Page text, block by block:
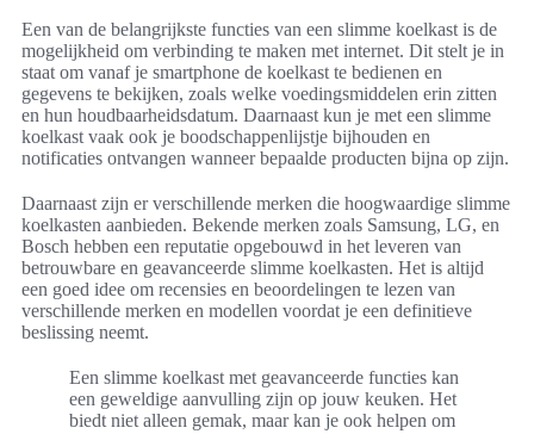
Een van de belangrijkste functies van een slimme koelkast is de
mogelijkheid om verbinding te maken met internet. Dit stelt je in
staat om vanaf je smartphone de koelkast te bedienen en
gegevens te bekijken, zoals welke voedingsmiddelen erin zitten
en hun houdbaarheidsdatum. Daarnaast kun je met een slimme
koelkast vaak ook je boodschappenlijstje bijhouden en
notificaties ontvangen wanneer bepaalde producten bijna op zijn.
Daarnaast zijn er verschillende merken die hoogwaardige slimme
koelkasten aanbieden. Bekende merken zoals Samsung, LG, en
Bosch hebben een reputatie opgebouwd in het leveren van
betrouwbare en geavanceerde slimme koelkasten. Het is altijd
een goed idee om recensies en beoordelingen te lezen van
verschillende merken en modellen voordat je een definitieve
beslissing neemt.
Een slimme koelkast met geavanceerde functies kan
een geweldige aanvulling zijn op jouw keuken. Het
biedt niet alleen gemak, maar kan je ook helpen om